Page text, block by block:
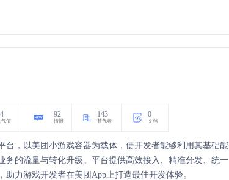
气值
92
情报
143
替代者
0
文档
台，以美团小游戏容器为载体，使开发者能够利用其基础能
务的流量与转化升级。平台提供高效接入、精准分发、统一
力游戏开发者在美团App上打造最佳开发体验。